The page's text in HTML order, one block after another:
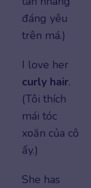
đáng yêu
trên má.)
I love her
curly hair.
(Tôi thích
mái tóc
xoăn của cô
ấy.)
She has